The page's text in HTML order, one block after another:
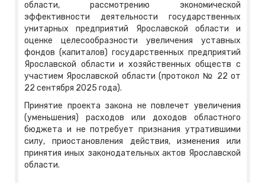
области, рассмотрению экономической
эффективности деятельности государственных
унитарных предприятий Ярославской области и
оценке целесообразности увеличения уставных
фондов (капиталов) государственных предприятий
Ярославской области и хозяйственных обществ с
участием Ярославской области (протокол № 22 от
22 сентября 2025 года).
Принятие проекта закона не повлечет увеличения
(уменьшения) расходов или доходов областного
бюджета и не потребует признания утратившими
силу, приостановления действия, изменения или
принятия иных законодательных актов Ярославской
области.